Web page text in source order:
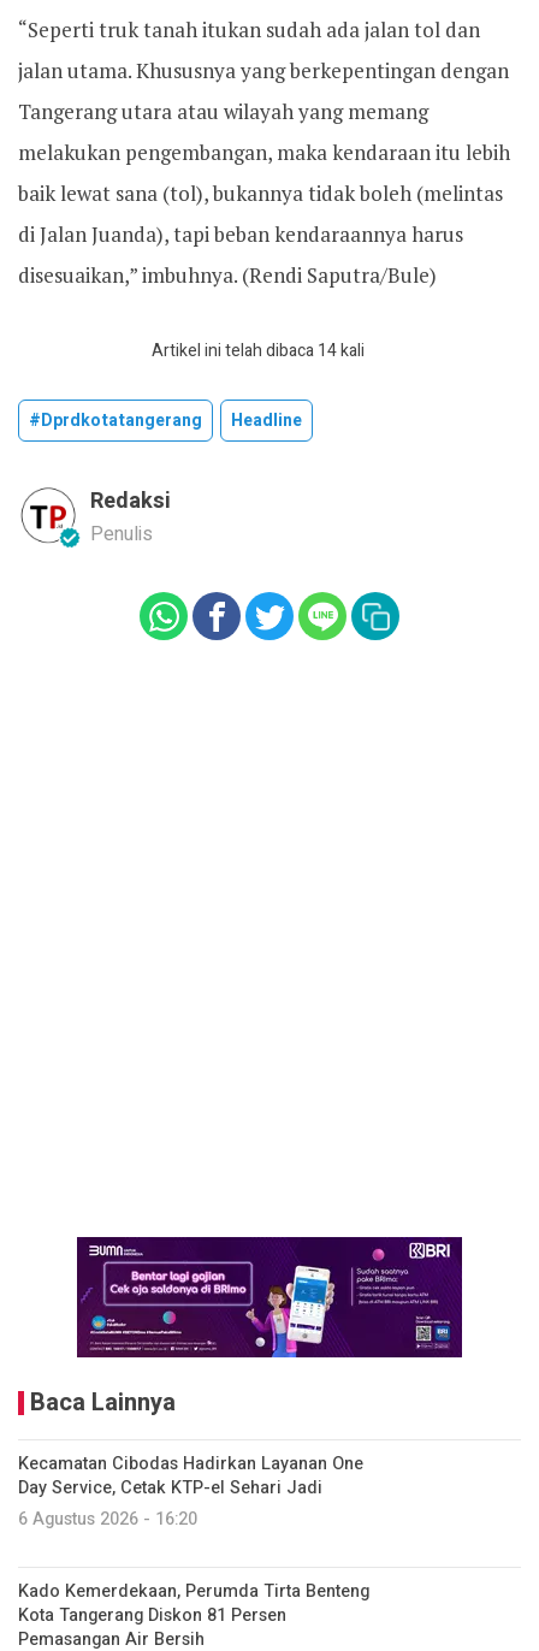
“Seperti truk tanah itukan sudah ada jalan tol dan
jalan utama. Khususnya yang berkepentingan dengan
Tangerang utara atau wilayah yang memang
melakukan pengembangan, maka kendaraan itu lebih
baik lewat sana (tol), bukannya tidak boleh (melintas
di Jalan Juanda), tapi beban kendaraannya harus
disesuaikan,” imbuhnya. (Rendi Saputra/Bule)
Artikel ini telah dibaca 14 kali
#dprdkotatangerang Headline
Redaksi
Penulis
Baca Lainnya
Kecamatan Cibodas Hadirkan Layanan One
Day Service, Cetak KTP-el Sehari Jadi
6 Agustus 2026 - 16:20
Kado Kemerdekaan, Perumda Tirta Benteng
Kota Tangerang Diskon 81 Persen
Pemasangan Air Bersih